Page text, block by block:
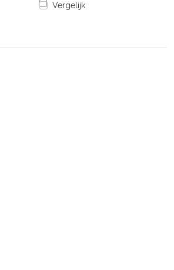
Vergelijk